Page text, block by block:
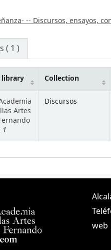
-- Discursos, ensayos,
( 1 )
Collection
Artes
1
Discursos
web